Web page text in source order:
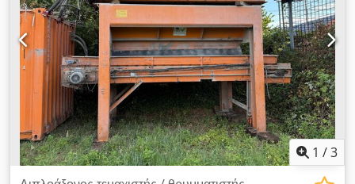
απόβλητα - ελαστικά Cedpfxetty Hhs Al Sorf - γυαλί - χαρτί -
Μπάζα οικοδομών - Ελαφρά απορρίμματα Εργαλεία σύμφωνα
με τις απαιτήσεις του πελάτη Εξοπλισμός: Caterpillar C7.1.
στάδιο 5. Μετάδοση κίνησης: 2x 125.000 NM Προαιρετικά
σύγχρονη ή ασύγχρονη περιστροφή του άξονα Υδραυλικά:
Linde Πλάτος ιμάντα: 1000mm Ύψος απόρριψης: 3300 mm
Μαγνήτης: Προαιρετικά Σπειροειδής ανεμιστήρας: στάνταρ
Ραδιόφωνο: στάνταρ Ψεκασμός νερού: στάνταρ Βάρος: 20
τόνοι Διαστάσεις L/W/H : 11x2,4x2,85m
1 /3